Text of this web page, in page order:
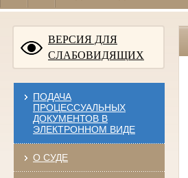
ВЕРСИЯ ДЛЯ
СЛАБОВИДЯЩИХ
ПОДАЧА
ПРОЦЕССУАЛЬНЫХ
ДОКУМЕНТОВ В
ЭЛЕКТРОННОМ ВИДЕ
О СУДЕ